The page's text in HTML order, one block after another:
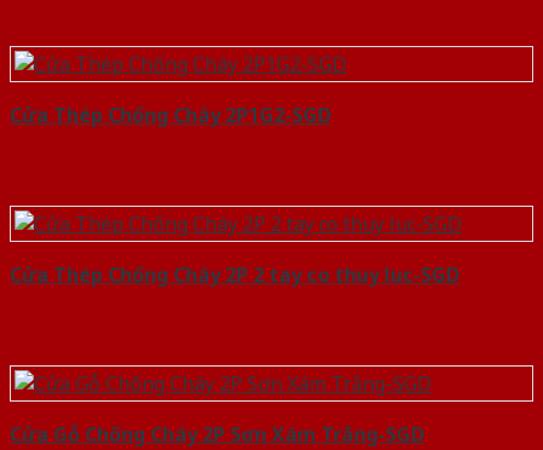
Cửa Thép Chống Cháy 2P1G2-SGD
Cửa Thép Chống Cháy 2P 2 tay co thuy luc-SGD
Cửa Gỗ Chống Cháy 2P Sơn Xám Trắng-SGD